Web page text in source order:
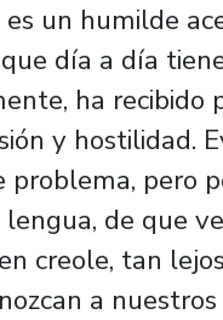
es un humilde
día a día
ha recibido
y hostilidad.
pero
de que
creole, tan
a